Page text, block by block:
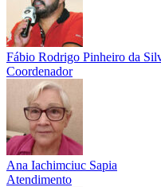
Fábio Rodrigo Pinheiro da
Coordenador
Ana Iachimciuc Sapia
Atendimento